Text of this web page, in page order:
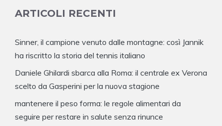
ARTICOLI RECENTI
Sinner, il campione venuto dalle montagne: così Jannik
ha riscritto la storia del tennis italiano
Daniele Ghilardi sbarca alla Roma: il centrale ex Verona
scelto da Gasperini per la nuova stagione
mantenere il peso forma: le regole alimentari da
seguire per restare in salute senza rinunce